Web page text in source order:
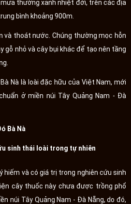
mưa thường xanh nhiệt đới, trên các địa
bình khoảng 900m.
và thoát nước. Chúng thường mọc hỗn
gỗ nhỏ và cây bụi khác để tạo nên tầng
Bà Nà là loài đặc hữu của Việt Nam, mới
ở miền núi Tây Quảng Nam - Đà
Bà Nà
sinh thái loài trong tự nhiên
hiếm và có giá trị trong nghiên cứu sinh
cây thuốc này chưa được trồng phổ
núi Tây Quảng Nam - Đà Nẵng, do đó,